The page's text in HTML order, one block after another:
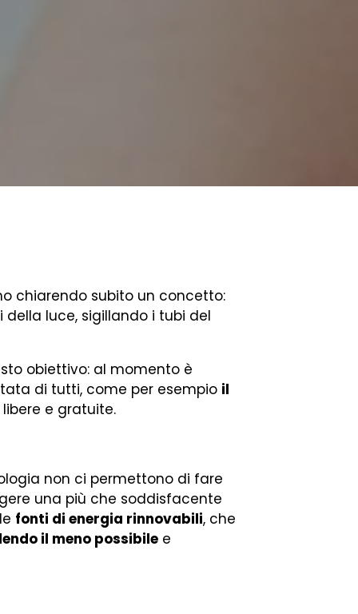
chiarendo subito un concetto:
luce, sigillando i tubi del
obiettivo: al momento è
di tutti, come per esempio il
e gratuite.
non ci permettono di fare
una più che soddisfacente
fonti di energia rinnovabili, che
il meno possibile e